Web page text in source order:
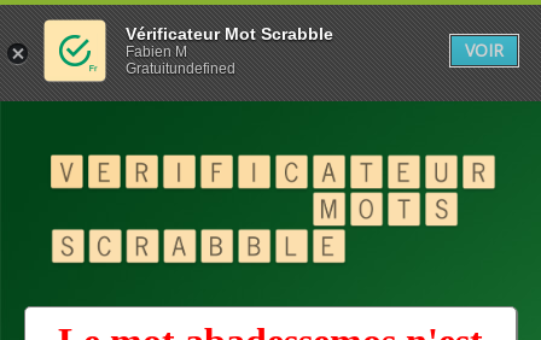
Vérificateur Mot Scrabble
Fabien M
Gratuitundefined
VOIR